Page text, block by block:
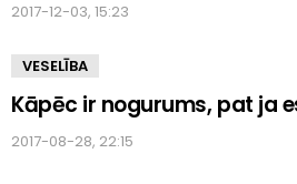
2017-12-03, 15:23
VESELĪBA
Kāpēc ir nogurums, pat ja
2017-08-28, 22:15